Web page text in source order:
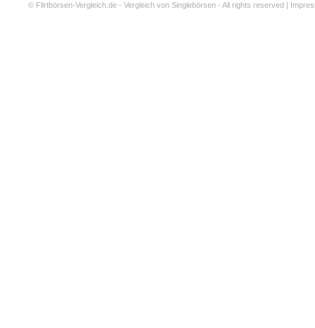
© Flirtbörsen-Vergleich.de - Vergleich von Singlebörsen - All rights reserved |